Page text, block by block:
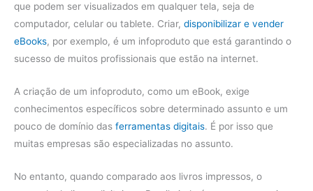
que podem ser visualizados em qualquer tela, seja de
computador, celular ou tablete. Criar, disponibilizar e vender
eBooks, por exemplo, é um infoproduto que está garantindo o
sucesso de muitos profissionais que estão na internet.
A criação de um infoproduto, como um eBook, exige
conhecimentos específicos sobre determinado assunto e um
pouco de domínio das ferramentas digitais. É por isso que
muitas empresas são especializadas no assunto.
No entanto, quando comparado aos livros impressos, o